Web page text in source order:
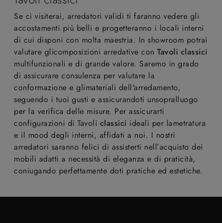
Se ci visiterai, arredatori validi ti faranno vedere gli
accostamenti più belli e progetteranno i locali interni
di cui disponi con molta maestria. In showroom potrai
valutare glicomposizioni arredative con Tavoli classici
multifunzionali e di grande valore. Saremo in grado
di assicurare consulenza per valutare la
conformazione e glimateriali dell'arredamento,
seguendo i tuoi gusti e assicurandoti unsopralluogo
per la verifica delle misure. Per assicurarti
configurazioni di Tavoli classici ideali per lametratura
e il mood degli interni, affidati a noi. I nostri
arredatori saranno felici di assisterti nell’acquisto dei
mobili adatti a necessità di eleganza e di praticità,
coniugando perfettamente doti pratiche ed estetiche.